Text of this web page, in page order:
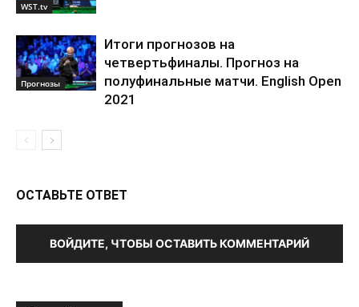
WST.tv
Прогнозы
Итоги прогнозов на
четвертьфиналы. Прогноз на
полуфинальные матчи. English Open
2021
ОСТАВЬТЕ ОТВЕТ
ВОЙДИТЕ, ЧТОБЫ ОСТАВИТЬ КОММЕНТАРИЙ